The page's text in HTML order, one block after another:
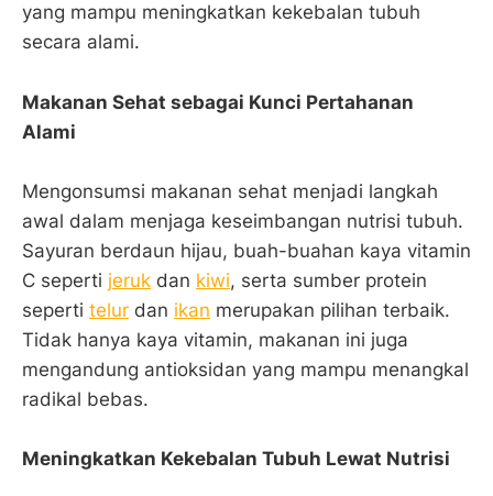
yang mampu meningkatkan kekebalan tubuh
secara alami.
Makanan Sehat sebagai Kunci Pertahanan
Alami
Mengonsumsi makanan sehat menjadi langkah
awal dalam menjaga keseimbangan nutrisi tubuh.
Sayuran berdaun hijau, buah-buahan kaya vitamin
C seperti jeruk dan kiwi, serta sumber protein
seperti telur dan ikan merupakan pilihan terbaik.
Tidak hanya kaya vitamin, makanan ini juga
mengandung antioksidan yang mampu menangkal
radikal bebas.
Meningkatkan Kekebalan Tubuh Lewat Nutrisi